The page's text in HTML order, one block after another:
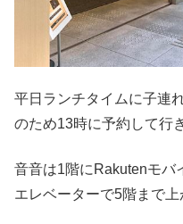
平日ランチタイムに子連
のため13時に予約して行
音音は1階にRakutenモバ
エレベーターで5階まで上